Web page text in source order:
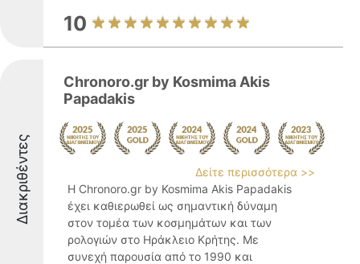
10
Διακριθέντες
Chronoro.gr by Kosmima Akis
Papadakis
Δείτε περισσότερα >>
Η Chronoro.gr by Kosmima Akis Papadakis
έχει καθιερωθεί ως σημαντική δύναμη
στον τομέα των κοσμημάτων και των
ρολογιών στο Ηράκλειο Κρήτης. Με
συνεχή παρουσία από το 1990 και